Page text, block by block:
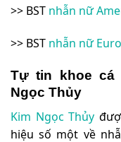
>> BST nhẫn nữ
>> BST nhẫn nữ
Tự tin khoe
Ngọc Thủy
Kim Ngọc Thủy
hiệu số một về